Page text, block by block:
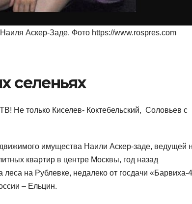
Аскер-Заде. Фото https://www.rospres.com
селеньях
Не только Киселев- Коктебельский, Соловьев с
имущества Наили Аскер-заде, ведущей
квартир в центре Москвы, год назад
на Рублевке, недалеко от госдачи «Барвиха-
– Ельцин.